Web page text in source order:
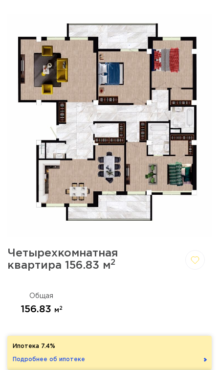
Четырехкомнатная
квартира 156.83 м2
Общая
156.83 м 2
Ипотека 7.4%
Подробнее об ипотеке